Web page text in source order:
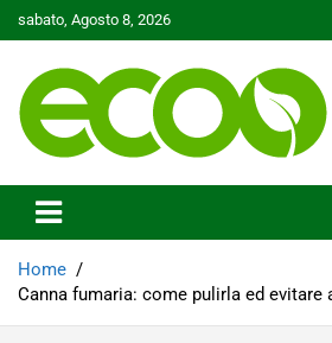
to
sabato, Agosto 8, 2026
Ecoo.it
Home
Canna fumaria: come pulirla ed evitare